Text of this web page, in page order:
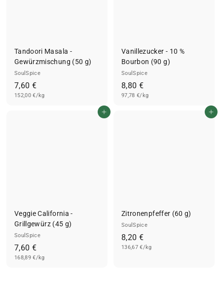
Tandoori Masala -
Gewürzmischung (50 g)
SoulSpice
7,60 €7
,
152,00 €/kg
Vanillezucker - 10 %
Bourbon (90 g)
SoulSpice
8,80 €8
,
97,78 €/kg
In den Einkaufswagen legen
Veggie California -
Grillgewürz (45 g)
SoulSpice
7,60 €7
,
168,89 €/kg
In den Einkaufswagen legen
Zitronenpfeffer (60 g)
SoulSpice
8,20 €8
,
136,67 €/kg